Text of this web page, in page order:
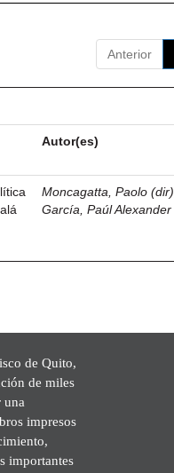
Anterior
Autor(es)
Moncagatta, Paolo (dir)
García, Paúl Alexander
de Quito,
de miles
una
impresos
importantes